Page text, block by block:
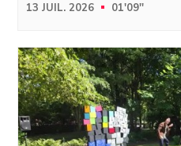
13 JUIL. 2026 01'09''